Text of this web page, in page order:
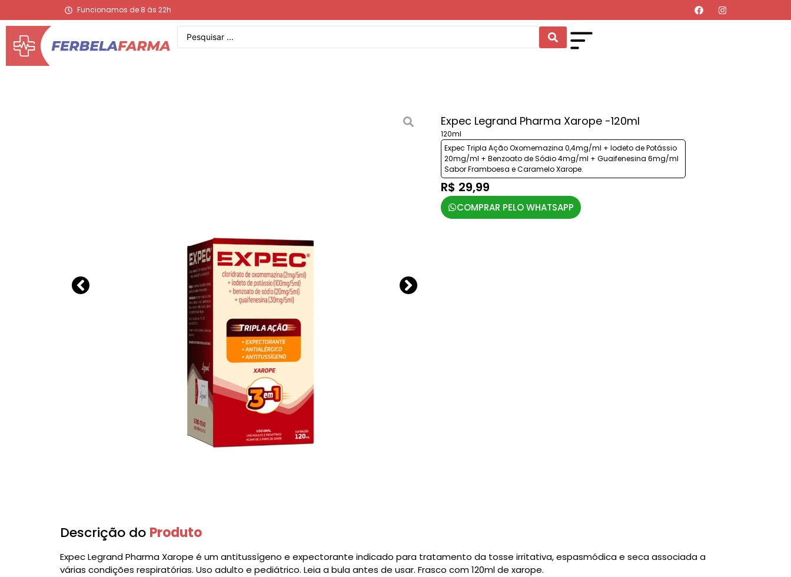
Funcionamos de 8 às 22h
Expec Legrand Pharma Xarope -120ml
120ml
Expec Tripla Ação Oxomemazina 0,4mg/ml + Iodeto de Potássio
20mg/ml + Benzoato de Sódio 4mg/ml + Guaifenesina 6mg/ml
Sabor Framboesa e Caramelo Xarope.
R$ 29,99
COMPRAR PELO WHATSAPP
Descrição do Produto
Expec Legrand Pharma Xarope é um antitussígeno e expectorante indicado para tratamento da tosse irritativa, espasmódica e seca associada a
várias condições respiratórias. Uso adulto e pediátrico. Leia a bula antes de usar. Frasco com 120ml de xarope.